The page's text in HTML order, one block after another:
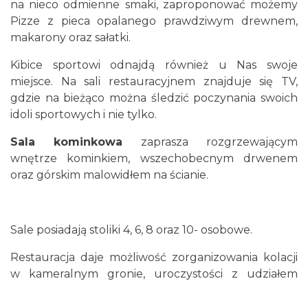
na nieco odmienne smaki, zaproponować możemy
Pizze z pieca opalanego prawdziwym drewnem,
makarony oraz sałatki.
Kibice sportowi odnajdą również u Nas swoje
miejsce. Na sali restauracyjnem znajduje się TV,
gdzie na bieżąco można śledzić poczynania swoich
idoli sportowych i nie tylko.
Sala kominkowa zaprasza rozgrzewającym
wnętrze kominkiem, wszechobecnym drwenem
oraz górskim malowidłem na ścianie.
Sale posiadają stoliki 4, 6, 8 oraz 10- osobowe.
Restauracja daje możliwość zorganizowania kolacji
w kameralnym gronie, uroczystości z udziałem